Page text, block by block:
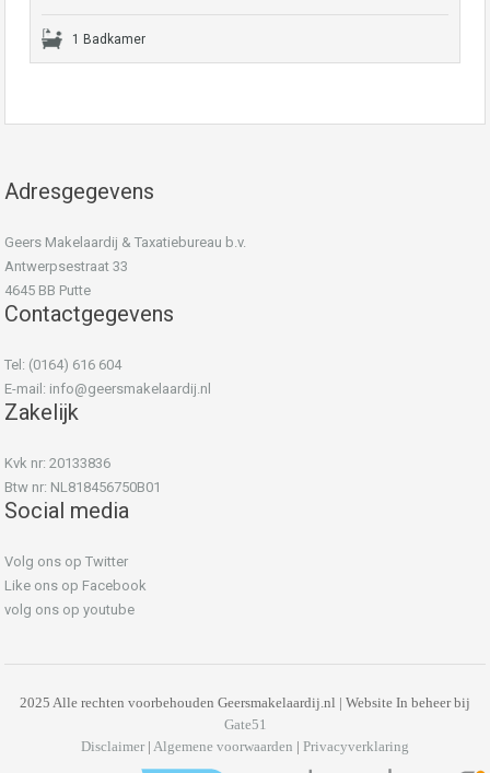
1 Badkamer
Adresgegevens
Geers Makelaardij & Taxatiebureau b.v.
Antwerpsestraat 33
4645 BB Putte
Contactgegevens
Tel: (0164) 616 604
E-mail: info@geersmakelaardij.nl
Zakelijk
Kvk nr: 20133836
Btw nr: NL818456750B01
Social media
Volg ons op Twitter
Like ons op Facebook
volg ons op youtube
2025 Alle rechten voorbehouden Geersmakelaardij.nl | Website In beheer bij
Gate51
Disclaimer | Algemene voorwaarden | Privacyverklaring